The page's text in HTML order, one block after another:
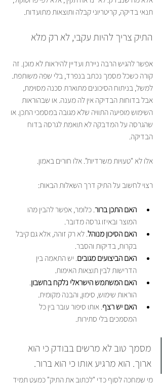
תנאי בדיקה, קריטריוני קבלה ותוצאות מתועדות.
התיק צריך להיות עקבי, לא רק מלא
אפשר להגיש הרבה ניירת ועדיין להיראות לא מוכן. זה
קורה כשכל מסמך נכתב בנפרד, בלי שפה משותפת.
למשל, בניתוח הסיכונים מתוארת סכנה מסוימת,
אבל בדוחות הבדיקה אין לה מענה. או שבהוראות
השימוש מופיעה התוויה שלא מגובה במסמכי התכן. או
שהגרסה על המדבקה לא תואמת לגרסה בדוח
הבדיקה.
אלו לא "טעויות משרדיות". אלו חורים באמון.
רצוי לחשוב על התיק דרך השאלות הבאות:
האם התכן ברור. כלומר, אפשר להבין מהו
המוצר ובאיזו גרסה מדובר.
האם הסיכון מנוהל. לא רק זוהה, אלא גם קיבל
בקרות, בדיקות והסבר.
האם הביצועים מגובים. יש התאמה בין
הדרישות לבין תוצאות האימות.
האם המשתמש הישראלי נלקח בחשבון.
הוראות שימוש, סימון, והבנה מקומית.
האם יש רצף. אותו סיפור עובר בין כל
המסמכים בלי סתירות.
מסמך טוב לא מרשים בבודק כי הוא
ארוך. הוא מרגיע אותו כי הוא ברור.
מי שמחכה לסוף כדי "לכתוב את התיק" כמעט תמיד